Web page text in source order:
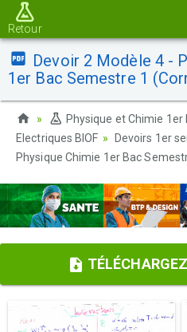
Retour
Devoir 2 Modèle 4 -
1er Bac Semestre 1
Physique et Chimie
Electriques BIOF
Devoirs 1er
Physique Chimie 1er Bac